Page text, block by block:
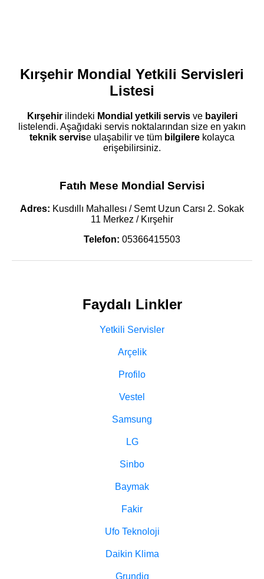
Kırşehir Mondial Yetkili Servisleri
Listesi
Kırşehirilindeki Mondial yetkili servisve bayileri
listelendi. Aşağıdaki servis noktalarından size en yakın
teknik servise ulaşabilir ve tüm bilgilere kolayca
erişebilirsiniz.
Fatıh Mese Mondial Servisi
Adres: Kusdıllı Mahallesı / Semt Uzun Carsı 2. Sokak
11 Merkez / Kırşehir
Telefon: 05366415503
Faydalı Linkler
Yetkili Servisler
Arçelik
Profilo
Vestel
Samsung
LG
Sinbo
Baymak
Fakir
Ufo Teknoloji
Daikin Klima
Grundig